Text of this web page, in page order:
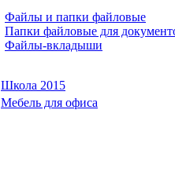
Файлы и папки файловые
Папки файловые для
Файлы-вкладыши
Школа 2015
Мебель для офиса